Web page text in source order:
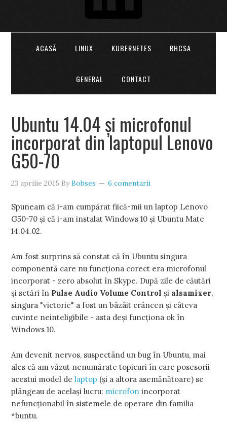
ACASĂ LINUX KUBERNETES RHCSA
GENERAL CONTACT
Ubuntu 14.04 şi microfonul
incorporat din laptopul Lenovo
G50-70
23 aprilie 2015 ByBobses 6 comentarii
Spuneam că i-am cumpărat fiică-mii un laptop Lenovo
G50-70 şi că i-am instalat Windows 10 şi Ubuntu Mate
14.04.02.
Am fost surprins să constat că în Ubuntu singura
componentă care nu funcţiona corect era microfonul
incorporat - zero absolut în Skype. După zile de căutări
şi setări în Pulse Audio Volume Control şi alsamixer,
singura "victorie" a fost un bâzâit crâncen şi câteva
cuvinte neinteligibile - asta deşi funcţiona ok în
Windows 10.
Am devenit nervos, suspectând un bug în Ubuntu, mai
ales că am văzut nenumărate topicuri în care posesorii
acestui model delaptop (şi a altora asemănătoare) se
plângeau de acelaşi lucru: microfon incorporat
nefuncţionabil în sistemele de operare din familia
*buntu.